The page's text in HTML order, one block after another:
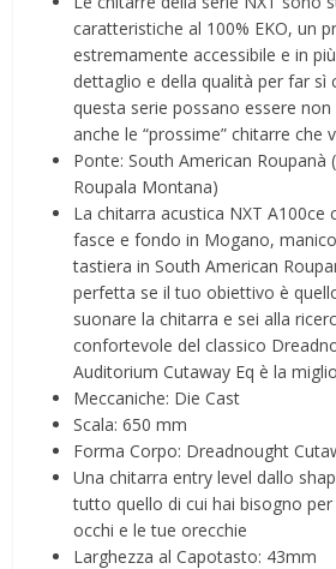
caratteristiche al 100% EKO, un
estremamente accessibile e in
dettaglio e della qualità per far sì
questa serie possano essere
anche le “prossime” chitarre che
Ponte: South American Roupanà
Roupala Montana)
La chitarra acustica NXT A100ce
fasce e fondo in Mogano,
tastiera in South American
perfetta se il tuo obiettivo è
suonare la chitarra e sei alla
confortevole del classico
Auditorium Cutaway Eq è la
Meccaniche: Die Cast
Scala: 650 mm
Forma Corpo: Dreadnought
Una chitarra entry level dallo
tutto quello di cui hai bisogno
occhi e le tue orecchie
Larghezza al Capotasto: 43mm